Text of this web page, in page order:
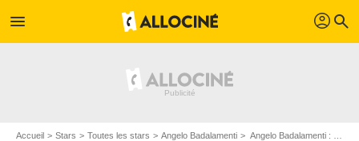
menu profil search
Accueil Stars Toutes les stars Angelo Badalamenti Angelo Badalamenti : ses Blu-Ray, DVD, VOD, SVOD